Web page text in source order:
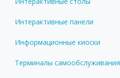
Интерактивные панели
Информационные киоски
Терминалы самообслуживания